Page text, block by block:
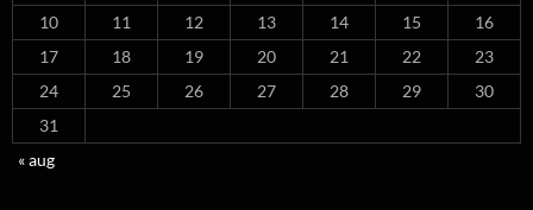
10
11 12 13 14 15
16
17
18 19 20 21 22
23
24
25 26 27 28 29
30
31
« aug